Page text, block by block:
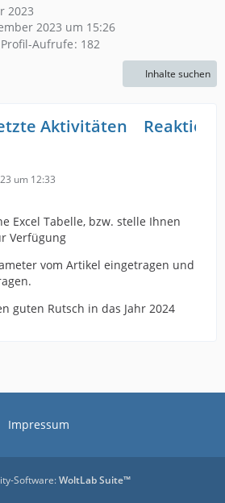
2023
2023 um 15:26
Profil-Aufrufe 182
Inhalte suchen
Aktivitäten
um 12:33
Excel Tabelle, bzw. stelle Ihnen
Verfügung
vom Artikel eingetragen und
guten Rutsch in das Jahr 2024
Impressum
Software:WoltLab Suite™